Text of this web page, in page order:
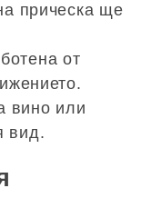
прическа ще
от
вино или
вид.